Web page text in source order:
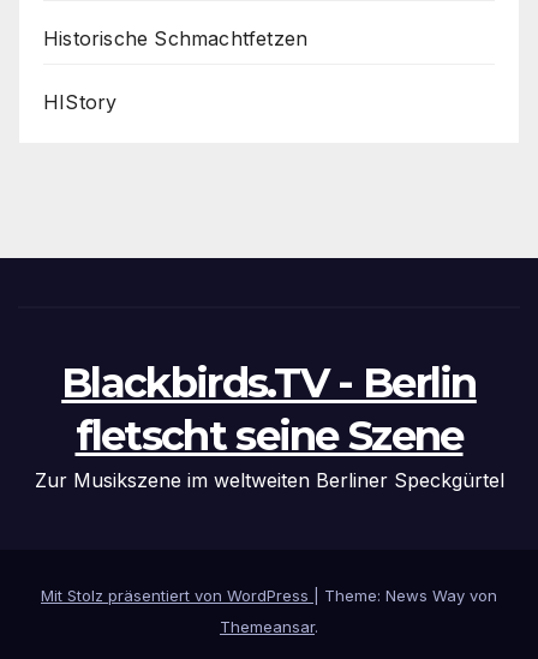
Historische Schmachtfetzen
HIStory
Blackbirds.TV - Berlin
fletscht seine Szene
Zur Musikszene im weltweiten Berliner Speckgürtel
Mit Stolz präsentiert von WordPress
Theme: News Way von
Themeansar.